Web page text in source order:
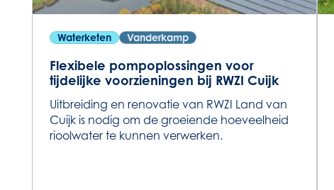
Waterketen Vanderkamp
Flexibele pompoplossingen voor
tijdelijke voorzieningen bij RWZI Cuijk
Uitbreiding en renovatie van RWZI Land van
Cuijk is nodig om de groeiende hoeveelheid
rioolwater te kunnen verwerken.